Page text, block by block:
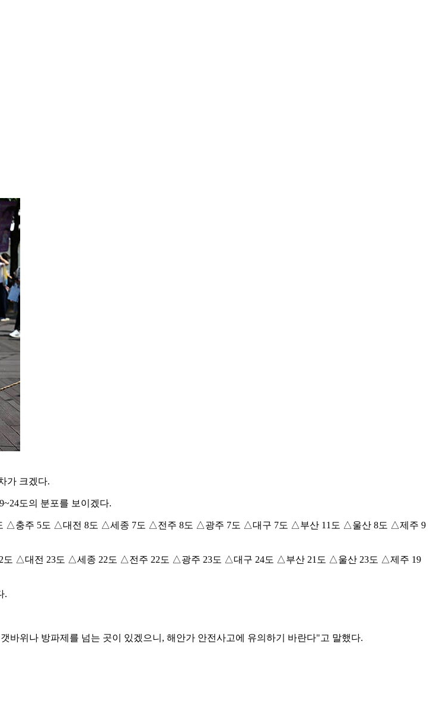
가 크겠다.
도의 분포를 보이겠다.
△충주 5도 △대전 8도 △세종 7도 △전주 8도 △광주 7도 △대구 7도 △부산 11도 △울산 8도 △제주 9
△대전 23도 △세종 22도 △전주 22도 △광주 23도 △대구 24도 △부산 21도 △울산 23도 △제주 19
.
위나 방파제를 넘는 곳이 있겠으니, 해안가 안전사고에 유의하기 바란다"고 말했다.